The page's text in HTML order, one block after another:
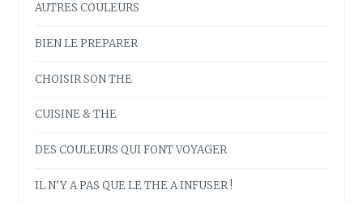
AUTRES COULEURS
BIEN LE PREPARER
CHOISIR SON THE
CUISINE & THE
DES COULEURS QUI FONT VOYAGER
IL N’Y A PAS QUE LE THE A INFUSER !